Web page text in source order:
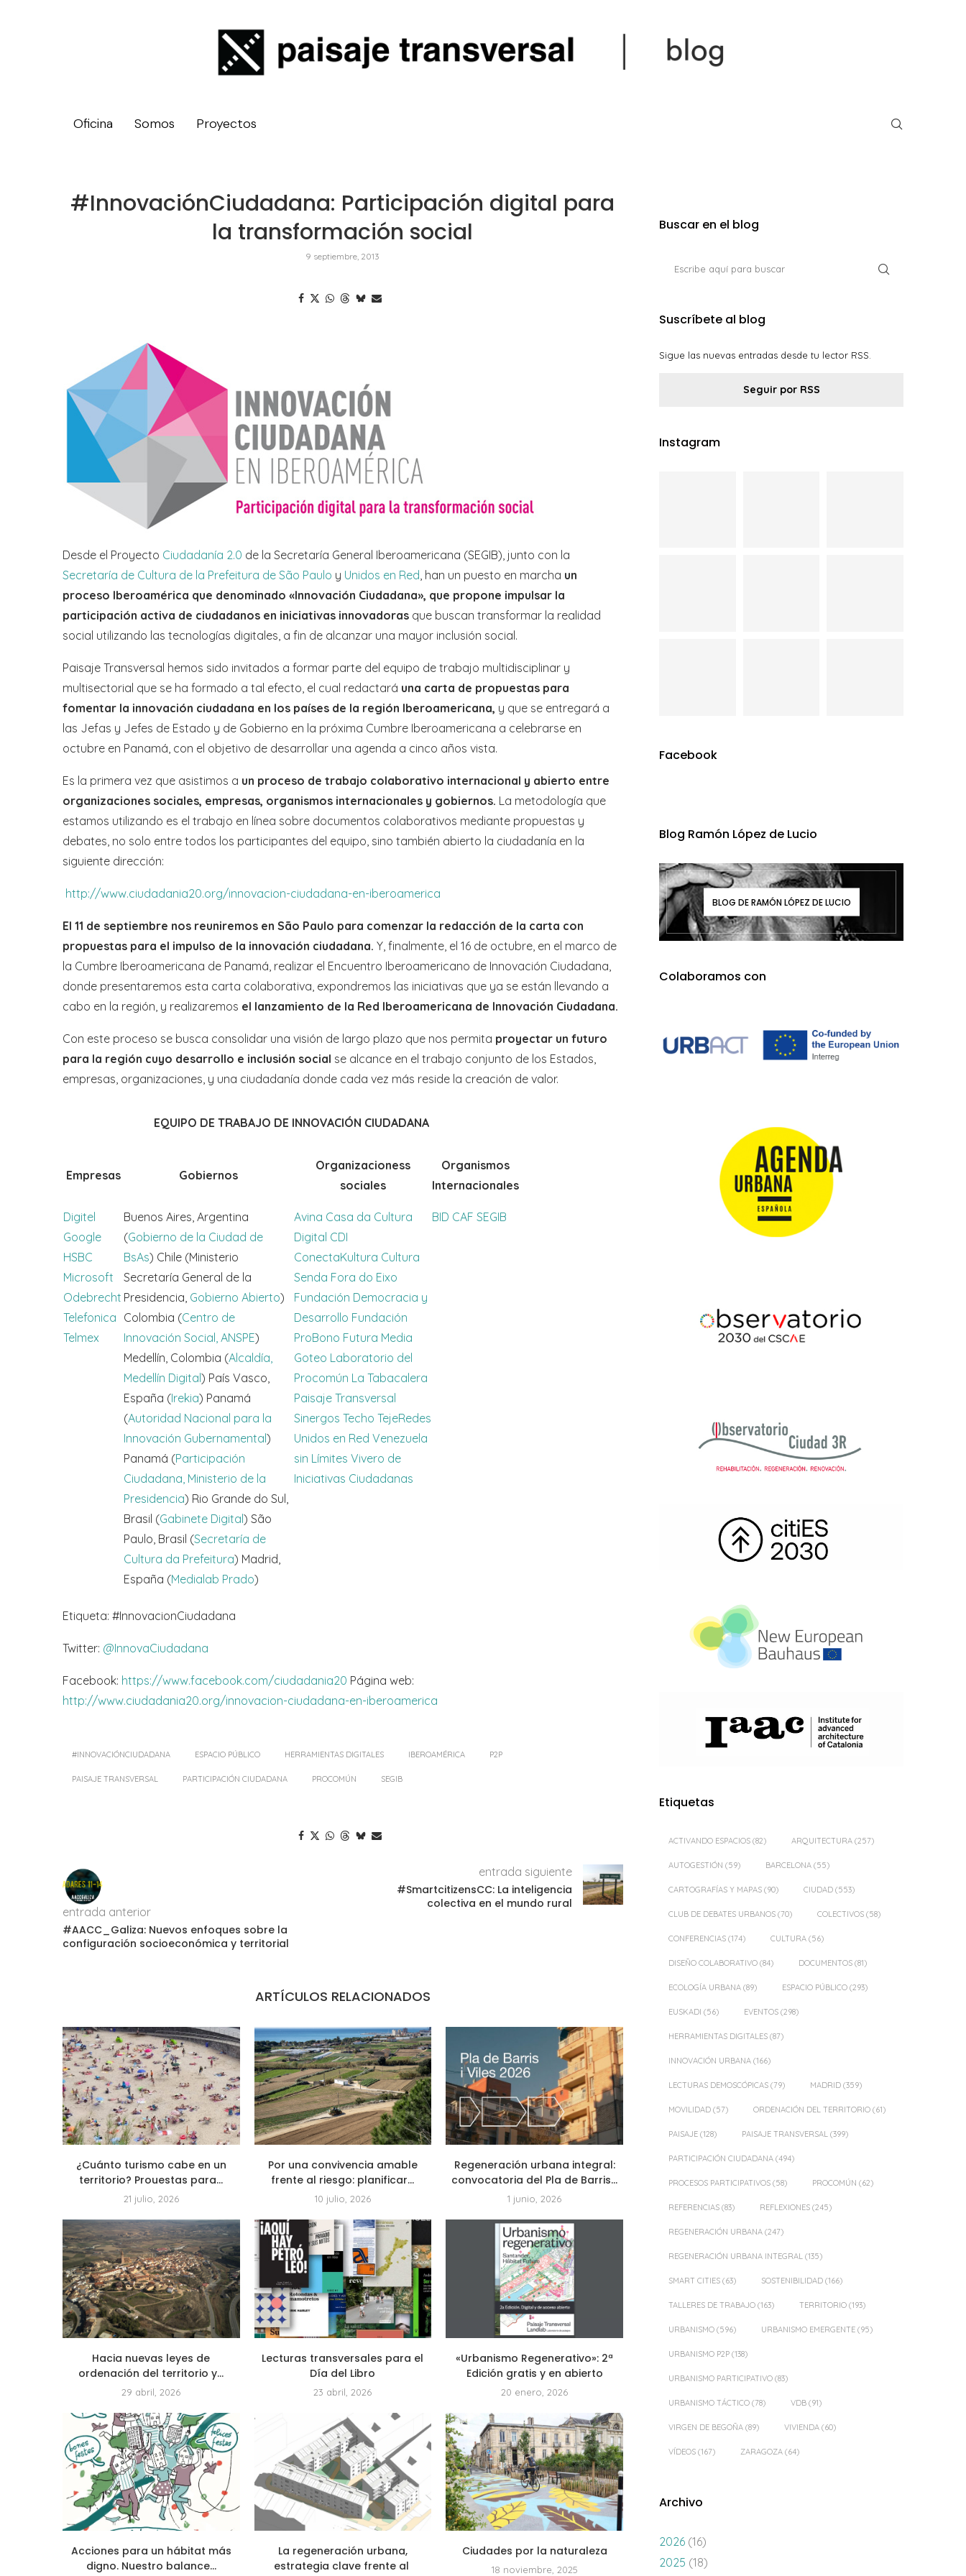
Oficina Somos Proyectos
#InnovaciónCiudadana: Participación digital para
la transformación social
9 septiembre, 2013
Desde el Proyecto Ciudadanía 2.0 de la Secretaría General Iberoamericana (SEGIB), junto con la
Secretaría de Cultura de la Prefeitura de São Paulo y Unidos en Red , han un puesto en marcha un
proceso Iberoamérica que denominado «Innovación Ciudadana», que propone impulsar la
participación activa de ciudadanos en iniciativas innovadoras que buscan transformar la realidad
social utilizando las tecnologías digitales, a fin de alcanzar una mayor inclusión social.
Paisaje Transversal hemos sido invitados a formar parte del equipo de trabajo multidisciplinar y
multisectorial que se ha formado a tal efecto, el cual redactará una carta de propuestas para
fomentar la innovación ciudadana en los países de la región Iberoamericana, y que se entregará a
las Jefas y Jefes de Estado y de Gobierno en la próxima Cumbre Iberoamericana a celebrarse en
octubre en Panamá, con el objetivo de desarrollar una agenda a cinco años vista.
Es la primera vez que asistimos a un proceso de trabajo colaborativo internacional y abierto entre
organizaciones sociales, empresas, organismos internacionales y gobiernos. La metodología que
estamos utilizando es el trabajo en línea sobre documentos colaborativos mediante propuestas y
debates, no solo entre todos los participantes del equipo, sino también abierto la ciudadanía en la
siguiente dirección:
http://www.ciudadania20.org/innovacion-ciudadana-en-iberoamerica
El 11 de septiembre nos reuniremos en São Paulo para comenzar la redacción de la carta con
propuestas para el impulso de la innovación ciudadana. Y, finalmente, el 16 de octubre, en el marco de
la Cumbre Iberoamericana de Panamá, realizar el Encuentro Iberoamericano de Innovación Ciudadana,
donde presentaremos esta carta colaborativa, expondremos las iniciativas que ya se están llevando a
cabo en la región, y realizaremos el lanzamiento de la Red Iberoamericana de Innovación Ciudadana.
Con este proceso se busca consolidar una visión de largo plazo que nos permita proyectar un futuro
para la región cuyo desarrollo e inclusión social se alcance en el trabajo conjunto de los Estados,
empresas, organizaciones, y una ciudadanía donde cada vez más reside la creación de valor.
EQUIPO DE TRABAJO DE INNOVACIÓN CIUDADANA
Empresas Gobiernos
Organizacioness
sociales
Organismos
Internacionales
Digitel
Google
HSBC
Microsoft
Odebrecht
Telefonica
Telmex
Buenos Aires, Argentina
(Gobierno de la Ciudad de
BsAs) Chile (Ministerio
Secretaría General de la
Presidencia, Gobierno Abierto)
Colombia (Centro de
Innovación Social, ANSPE)
Medellín, Colombia (Alcaldía,
Medellín Digital) País Vasco,
España (Irekia) Panamá
(Autoridad Nacional para la
Innovación Gubernamental)
Panamá (Participación
Ciudadana, Ministerio de la
Presidencia) Rio Grande do Sul,
Brasil (Gabinete Digital) São
Paulo, Brasil (Secretaría de
Cultura da Prefeitura) Madrid,
España (Medialab Prado)
Avina Casa da Cultura
Digital CDI
ConectaKultura Cultura
Senda Fora do Eixo
Fundación Democracia y
Desarrollo Fundación
ProBono Futura Media
Goteo Laboratorio del
Procomún La Tabacalera
Paisaje Transversal
Sinergos Techo TejeRedes
Unidos en Red Venezuela
sin Límites Vivero de
Iniciativas Ciudadanas
BID CAF SEGIB
Etiqueta: #InnovacionCiudadana
Twitter: @InnovaCiudadana
Facebook: https://www.facebook.com/ciudadania20 Página web:
http://www.ciudadania20.org/innovacion-ciudadana-en-iberoamerica
#INNOVACIÓNCIUDADANA ESPACIO PÚBLICO HERRAMIENTAS DIGITALES IBEROAMÉRICA P2P
PAISAJE TRANSVERSAL PARTICIPACIÓN CIUDADANA PROCOMÚN SEGIB
entrada anterior
#AACC_Galiza: Nuevos enfoques sobre la
configuración socioeconómica y territorial
entrada siguiente
#SmartcitizensCC: La inteligencia
colectiva en el mundo rural
ARTÍCULOS RELACIONADOS
¿Cuánto turismo cabe en un
territorio? Prouestas para...
21 julio, 2026
Por una convivencia amable
frente al riesgo: planificar...
10 julio, 2026
Regeneración urbana integral:
convocatoria del Pla de Barris...
1 junio, 2026
Hacia nuevas leyes de
ordenación del territorio y...
29 abril, 2026
Lecturas transversales para el
Día del Libro
23 abril, 2026
«Urbanismo Regenerativo»: 2ª
Edición gratis y en abierto
20 enero, 2026
Acciones para un hábitat más
digno. Nuestro balance...
La regeneración urbana,
estrategia clave frente al
Ciudades por la naturaleza
18 noviembre, 2025
Buscar en el blog
Suscríbete al blog
Sigue las nuevas entradas desde tu lector RSS.
Seguir por RSS
Instagram
Facebook
Blog Ramón López de Lucio
BLOG DE RAMÓN LÓPEZ DE LUCIO
Colaboramos con
Etiquetas
ACTIVANDO ESPACIOS (82) ARQUITECTURA (257)
AUTOGESTIÓN (59) BARCELONA (55)
CARTOGRAFÍAS Y MAPAS (90) CIUDAD (553)
CLUB DE DEBATES URBANOS (70) COLECTIVOS (58)
CONFERENCIAS (174) CULTURA (56)
DISEÑO COLABORATIVO (84) DOCUMENTOS (81)
ECOLOGÍA URBANA (89) ESPACIO PÚBLICO (293)
EUSKADI (56) EVENTOS (298)
HERRAMIENTAS DIGITALES (87)
INNOVACIÓN URBANA (166)
LECTURAS DEMOSCÓPICAS (79) MADRID (359)
MOVILIDAD (57) ORDENACIÓN DEL TERRITORIO (61)
PAISAJE (128) PAISAJE TRANSVERSAL (399)
PARTICIPACIÓN CIUDADANA (494)
PROCESOS PARTICIPATIVOS (58) PROCOMÚN (62)
REFERENCIAS (83) REFLEXIONES (245)
REGENERACIÓN URBANA (247)
REGENERACIÓN URBANA INTEGRAL (135)
SMART CITIES (63) SOSTENIBILIDAD (166)
TALLERES DE TRABAJO (163) TERRITORIO (193)
URBANISMO (596) URBANISMO EMERGENTE (95)
URBANISMO P2P (138)
URBANISMO PARTICIPATIVO (83)
URBANISMO TÁCTICO (78) VDB (91)
VIRGEN DE BEGOÑA (89) VIVIENDA (60)
VÍDEOS (167) ZARAGOZA (64)
Archivo
2026 (16)
2025 (18)